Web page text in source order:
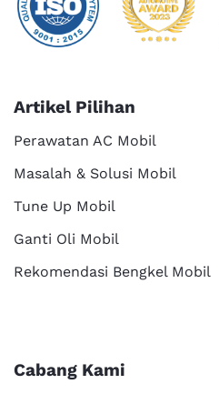
Artikel Pilihan
Perawatan AC Mobil
Masalah & Solusi Mobil
Tune Up Mobil
Ganti Oli Mobil
Rekomendasi Bengkel Mobil
Cabang Kami